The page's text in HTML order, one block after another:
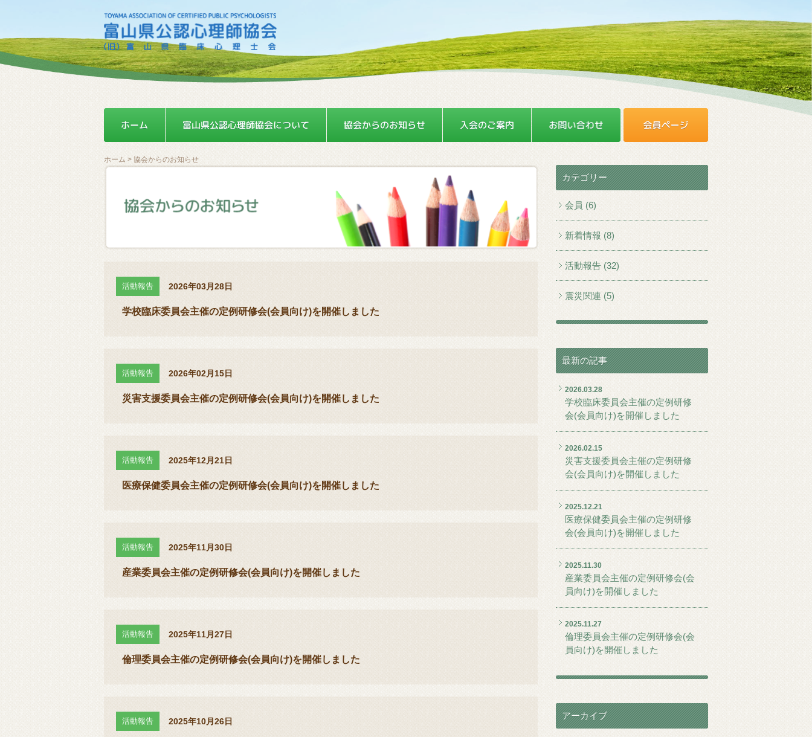
ホーム > 協会からのお知らせ
活動報告 2026年03月28日
学校臨床委員会主催の定例研修会(会員向け)を開催しました
活動報告 2026年02月15日
災害支援委員会主催の定例研修会(会員向け)を開催しました
活動報告 2025年12月21日
医療保健委員会主催の定例研修会(会員向け)を開催しました
活動報告 2025年11月30日
産業委員会主催の定例研修会(会員向け)を開催しました
活動報告 2025年11月27日
倫理委員会主催の定例研修会(会員向け)を開催しました
活動報告 2025年10月26日
カテゴリー
会員 (6)
新着情報 (8)
活動報告 (32)
震災関連 (5)
最新の記事
2026.03.28
学校臨床委員会主催の定例研修
会(会員向け)を開催しました
2026.02.15
災害支援委員会主催の定例研修
会(会員向け)を開催しました
2025.12.21
医療保健委員会主催の定例研修
会(会員向け)を開催しました
2025.11.30
産業委員会主催の定例研修会(会
員向け)を開催しました
2025.11.27
倫理委員会主催の定例研修会(会
員向け)を開催しました
アーカイブ